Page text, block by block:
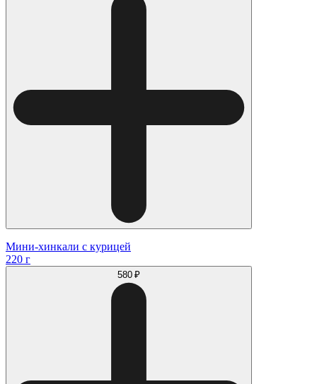
Мини-хинкали с курицей
220 г
580 ₽